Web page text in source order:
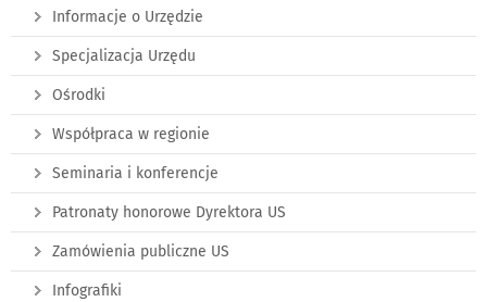
Informacje o Urzędzie
Specjalizacja Urzędu
Ośrodki
Współpraca w regionie
Seminaria i konferencje
Patronaty honorowe Dyrektora US
Zamówienia publiczne US
Infografiki